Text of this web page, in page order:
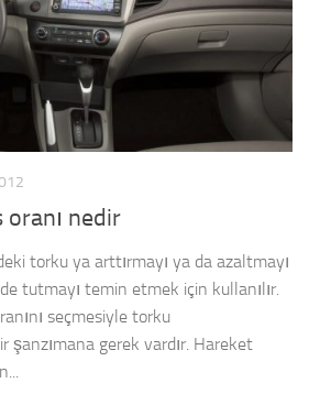
nedir
torku ya arttırmayı ya da azaltmayı
tutmayı temin etmek için kullanılır.
seçmesiyle torku
şanzımana gerek vardır. Hareket